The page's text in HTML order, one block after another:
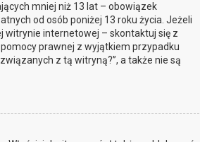
mniej niż 13 lat – obowiązek
od osób poniżej 13 roku życia. Jeżeli
witrynie internetowej – skontaktuj się z
prawnej z wyjątkiem przypadku
z tą witryną?”, a także nie są